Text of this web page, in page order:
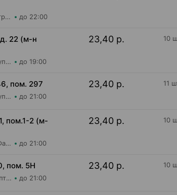
ADEL Аптека групп Центр ООО Аптека №65 до 22:00
22 (м-н
Добрыя леки Аптека групп Центр ООО Аптека №60 до 19:00
23,40 р. 10
пом. 297
Добрыя леки Аптека групп Центр ООО Аптека №35 до 21:00
23,40 р. 11
пом.1-2 (м-
Добрыя леки Либерти-Фарм ООО Аптека №8 до 21:00
23,40 р. 10
пом. 5Н
Добрыя леки-Эконом Аптека групп Центр ООО Аптека №17 до 21:00
23,40 р. 10